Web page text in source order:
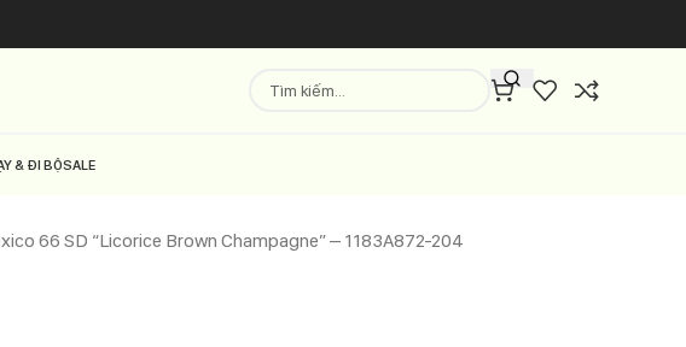
& ĐI BỘSALE
66 SD “Licorice Brown Champagne” – 1183A872-204